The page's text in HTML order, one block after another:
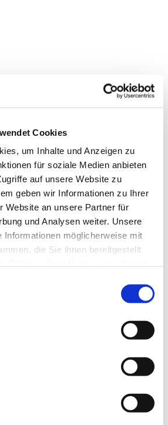
Cookies
um Inhalte und Anzeigen zu
für soziale Medien anbieten
auf unsere Website zu
geben wir Informationen zu Ihrer
Website an unsere Partner für
und Analysen weiter. Unsere
Informationen möglicherweise mit
die Sie ihnen bereitgestellt
Sie auch